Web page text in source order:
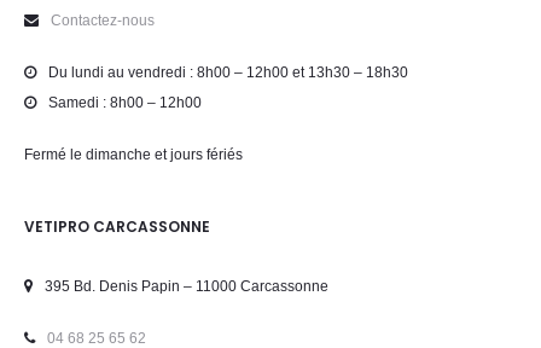
Contactez-nous
Du lundi au vendredi : 8h00 – 12h00 et 13h30 – 18h30
Samedi : 8h00 – 12h00
Fermé le dimanche et jours fériés
VETIPRO CARCASSONNE
395 Bd. Denis Papin – 11000 Carcassonne
04 68 25 65 62